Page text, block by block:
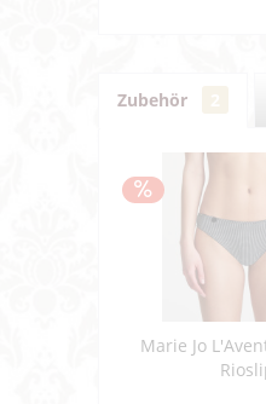
Zubehör
Marie Jo